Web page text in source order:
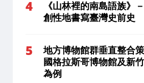
《山林裡的南島語族》
創性地書寫臺灣史前史
地方博物館群垂直整合
國格拉斯哥博物館及新
為例